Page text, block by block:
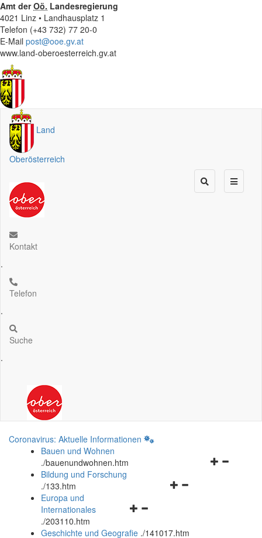
Amt derOö. Landesregierung
4021 Linz • Landhausplatz 1
Telefon (+43 732) 77 20-0
E-Mail post@ooe.gv.at
www.land-oberoesterreich.gv.at
Land
Oberösterreich
Kontakt
.
Telefon
.
Suche
.
Coronavirus: Aktuelle Informationen
Bauen und Wohnen
./bauenundwohnen.htm
Navigationsmenü
Bildung und Forschung
./133.htm
Navigationsmenü
und
Europa und
Internationales
./203110.htm
Geschichte und Geografie ./141017.htm